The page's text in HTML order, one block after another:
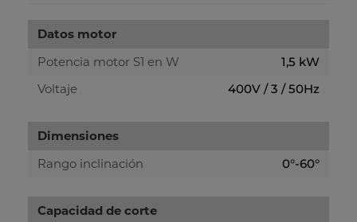
Datos motor
Potencia motor S1 en W
1,5 kW
Voltaje
400V / 3 / 50Hz
Dimensiones
Rango inclinación
0°-60°
Capacidad de corte